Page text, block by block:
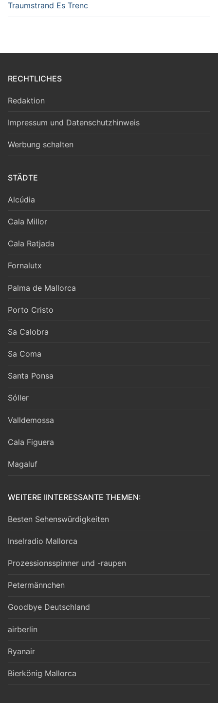
Traumstrand Es Trenc
RECHTLICHES
Redaktion
Impressum und Datenschutzhinweis
Werbung schalten
STÄDTE
Alcúdia
Cala Millor
Cala Ratjada
Fornalutx
Palma de Mallorca
Porto Cristo
Sa Calobra
Sa Coma
Santa Ponsa
Sóller
Valldemossa
Cala Figuera
Magaluf
WEITERE IINTERESSANTE THEMEN:
Besten Sehenswürdigkeiten
Inselradio Mallorca
Prozessionsspinner und -raupen
Petermännchen
Goodbye Deutschland
airberlin
Ryanair
Bierkönig Mallorca